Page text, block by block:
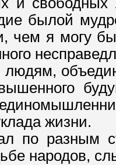
былой
чем я могу
жизни.
по разным
народов,